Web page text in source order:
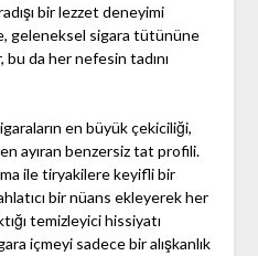
bir lezzet deneyimi
geleneksel sigara tütününe
da her nefesin tadını
en büyük çekiciliği,
ayıran benzersiz tat profili.
ile tiryakilere keyifli bir
bir nüans ekleyerek her
temizleyici hissiyatı
içmeyi sadece bir alışkanlık